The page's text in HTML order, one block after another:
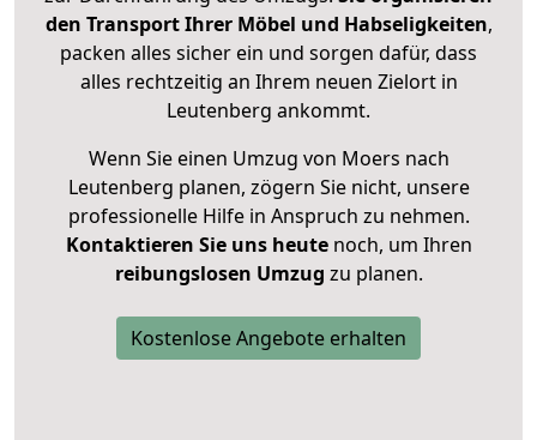
den Transport Ihrer Möbel und Habseligkeiten,
packen alles sicher ein und sorgen dafür, dass
alles rechtzeitig an Ihrem neuen Zielort in
Leutenberg ankommt.
Wenn Sie einen Umzug von Moers nach
Leutenberg planen, zögern Sie nicht, unsere
professionelle Hilfe in Anspruch zu nehmen.
Kontaktieren Sie uns heutenoch, um Ihren
reibungslosen Umzug zu planen.
Kostenlose Angebote erhalten